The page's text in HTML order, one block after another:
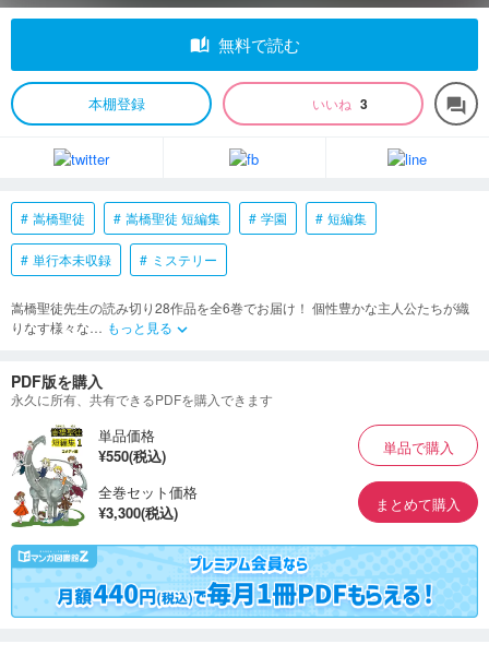
auto_stories 無料で読む
本棚登録 いいね 3 forum
嵩橋聖徒 嵩橋聖徒 短編集 学園 短編集
単行本未収録 ミステリー
嵩橋聖徒先生の読み切り28作品を全6巻でお届け！ 個性豊かな主人公たちが織
りなす様々な… もっと見る keyboard_arrow_down
PDF版を購入
永久に所有、共有できるPDFを購入できます
単品価格
¥550(税込)
単品で購入
全巻セット価格
¥3,300(税込)
まとめて購入